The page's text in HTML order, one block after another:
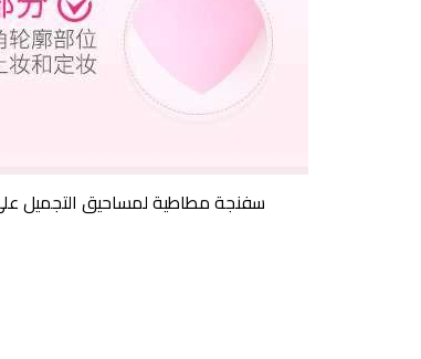
سفنجة مطاطية لمساحيق التجميل